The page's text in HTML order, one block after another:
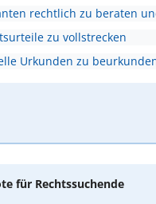
rechtlich zu beraten
zu vollstrecken
Urkunden zu
für Rechtssuchende